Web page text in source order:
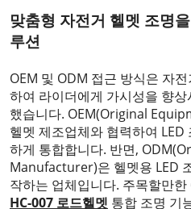
맞춤형 자전거 헬멧 조명
루션
OEM 및 ODM 접근 방식은 자
하여 라이더에게 가시성을 향
했습니다. OEM(Original
헬멧 제조업체와 협력하여
하게 통합합니다. 반면,
Manufacturer)은 헬멧용 LED
작하는 업체입니다. 주목할만한
HC-007 로드헬멧 통합 조명 기